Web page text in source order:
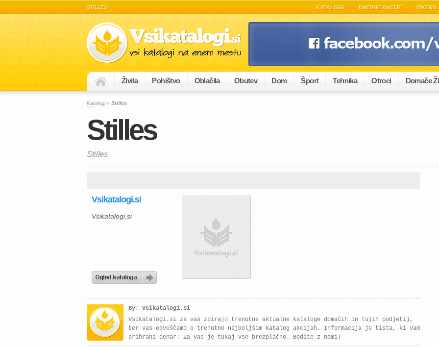
STILLES KATALOGI DNEVNE AKCIJE VIKEND
Živila Pohištvo Oblačila Obutev Dom Šport Tehnika Otroci Domače
Katalogi» Stilles
Stilles
Stilles
Vsikatalogi.si
Vsikatalogi.si
By: Vsikatalogi.si
Vsikatalogi.si za vas zbirajo trenutne aktualne kataloge domačih in tujih podjetij,
ter vas obveščamo o trenutno najboljšim katalog akcijah. Informacija je tista, ki vam
prihrani denar! Za vas je tukaj vse brezplačno. Bodite z nami!